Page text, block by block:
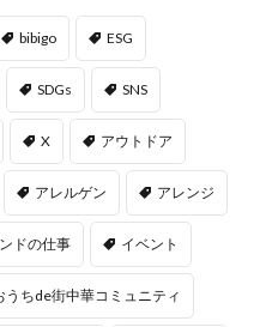
bibigo ESG
SDGs SNS
X アウトドア
アレルゲン アレンジ
ドの仕事 イベント
うちde街中華コミュニティ